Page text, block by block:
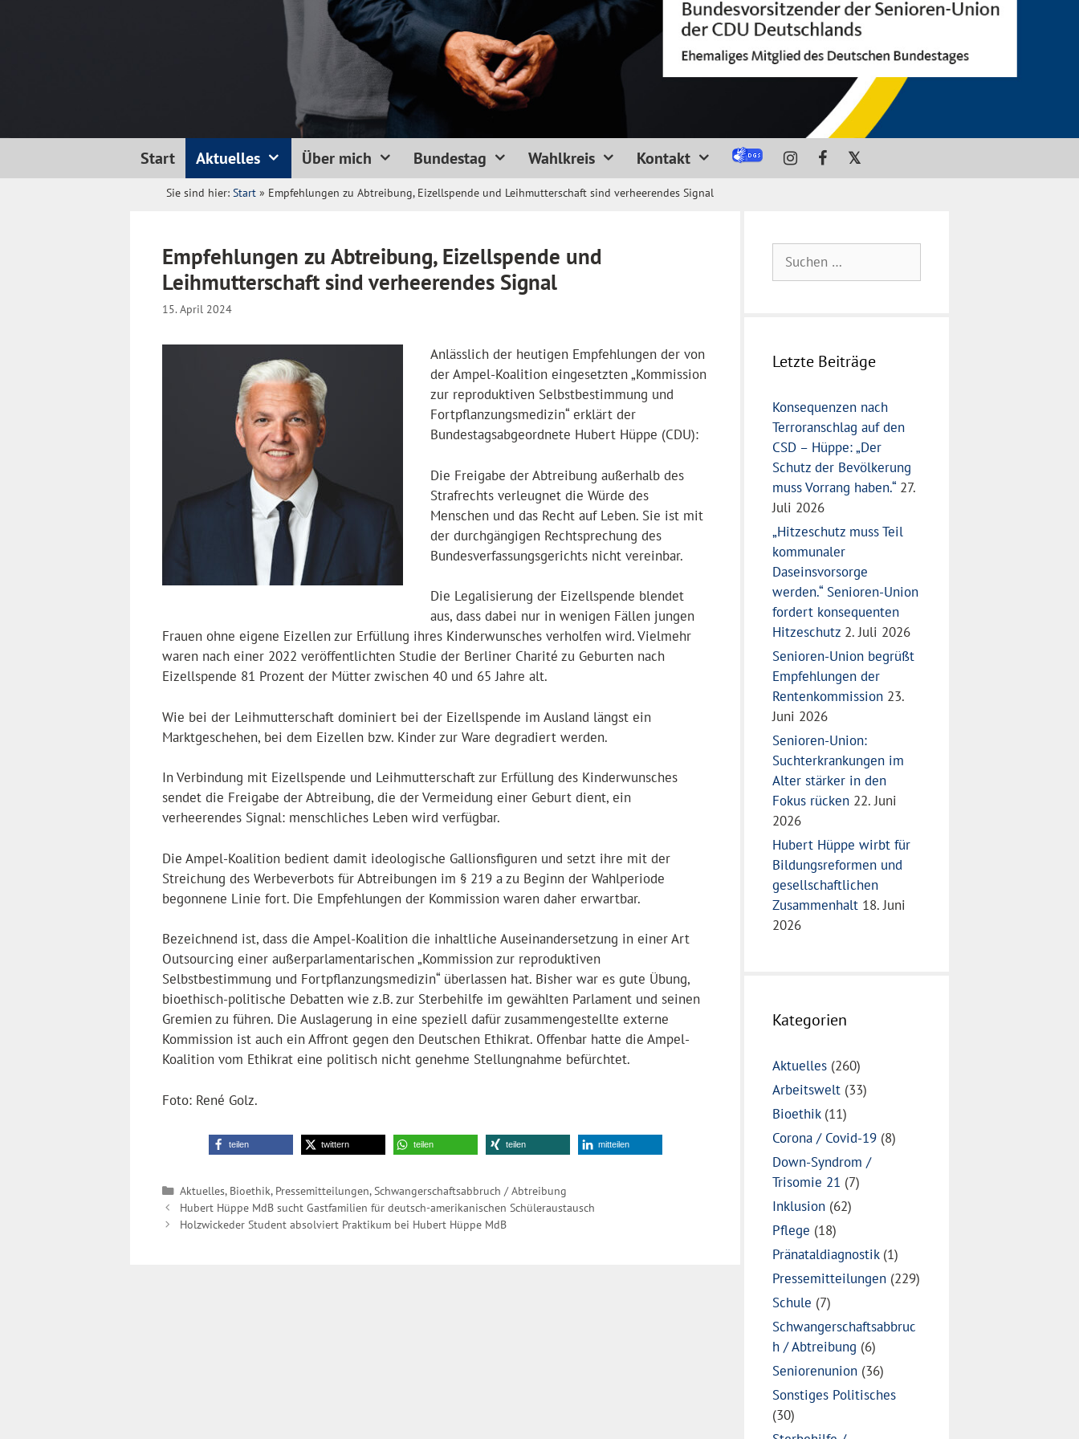
Start Aktuelles Über mich Bundestag Wahlkreis Kontakt 𝕏
Sie sind hier: Start » Empfehlungen zu Abtreibung, Eizellspende und Leihmutterschaft sind verheerendes Signal
Empfehlungen zu Abtreibung, Eizellspende und
Leihmutterschaft sind verheerendes Signal
15. April 2024
Anlässlich der heutigen Empfehlungen der von
der Ampel-Koalition eingesetzten „Kommission
zur reproduktiven Selbstbestimmung und
Fortpflanzungsmedizin“ erklärt der
Bundestagsabgeordnete Hubert Hüppe (CDU):
Die Freigabe der Abtreibung außerhalb des
Strafrechts verleugnet die Würde des
Menschen und das Recht auf Leben. Sie ist mit
der durchgängigen Rechtsprechung des
Bundesverfassungsgerichts nicht vereinbar.
Die Legalisierung der Eizellspende blendet
aus, dass dabei nur in wenigen Fällen jungen
Frauen ohne eigene Eizellen zur Erfüllung ihres Kinderwunsches verholfen wird. Vielmehr
waren nach einer 2022 veröffentlichten Studie der Berliner Charité zu Geburten nach
Eizellspende 81 Prozent der Mütter zwischen 40 und 65 Jahre alt.
Wie bei der Leihmutterschaft dominiert bei der Eizellspende im Ausland längst ein
Marktgeschehen, bei dem Eizellen bzw. Kinder zur Ware degradiert werden.
In Verbindung mit Eizellspende und Leihmutterschaft zur Erfüllung des Kinderwunsches
sendet die Freigabe der Abtreibung, die der Vermeidung einer Geburt dient, ein
verheerendes Signal: menschliches Leben wird verfügbar.
Die Ampel-Koalition bedient damit ideologische Gallionsfiguren und setzt ihre mit der
Streichung des Werbeverbots für Abtreibungen im § 219 a zu Beginn der Wahlperiode
begonnene Linie fort. Die Empfehlungen der Kommission waren daher erwartbar.
Bezeichnend ist, dass die Ampel-Koalition die inhaltliche Auseinandersetzung in einer Art
Outsourcing einer außerparlamentarischen „Kommission zur reproduktiven
Selbstbestimmung und Fortpflanzungsmedizin“ überlassen hat. Bisher war es gute Übung,
bioethisch-politische Debatten wie z.B. zur Sterbehilfe im gewählten Parlament und seinen
Gremien zu führen. Die Auslagerung in eine speziell dafür zusammengestellte externe
Kommission ist auch ein Affront gegen den Deutschen Ethikrat. Offenbar hatte die Ampel-
Koalition vom Ethikrat eine politisch nicht genehme Stellungnahme befürchtet.
Foto: René Golz.
teilen twittern teilen teilen mitteilen
Kategorien
Aktuelles, Bioethik, Pressemitteilungen,Schwangerschaftsabbruch / Abtreibung
Hubert Hüppe MdB sucht Gastfamilien für deutsch-amerikanischen Schüleraustausch
Holzwickeder Student absolviert Praktikum bei Hubert Hüppe MdB
nach:
Letzte Beiträge
Konsequenzen nach
Terroranschlag auf den
CSD – Hüppe: „Der
Schutz der Bevölkerung
muss Vorrang haben.“ 27.
Juli 2026
„Hitzeschutz muss Teil
kommunaler
Daseinsvorsorge
werden.“ Senioren-Union
fordert konsequenten
Hitzeschutz 2. Juli 2026
Senioren-Union begrüßt
Empfehlungen der
Rentenkommission 23.
Juni 2026
Senioren-Union:
Suchterkrankungen im
Alter stärker in den
Fokus rücken 22. Juni
2026
Hubert Hüppe wirbt für
Bildungsreformen und
gesellschaftlichen
Zusammenhalt 18. Juni
2026
Kategorien
Aktuelles (260)
Arbeitswelt (33)
Bioethik(11)
Corona / Covid-19 (8)
Down-Syndrom /
Trisomie 21 (7)
Inklusion (62)
Pflege (18)
Pränataldiagnostik(1)
Pressemitteilungen (229)
Schule (7)
Schwangerschaftsabbruc
h / Abtreibung (6)
Seniorenunion (36)
Sonstiges Politisches
(30)